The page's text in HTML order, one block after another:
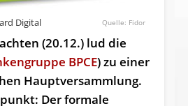
Digital Fidor
(20.12.) lud die
BPCE) zu einer
Haupt­ver­samm­lung.
Der formale